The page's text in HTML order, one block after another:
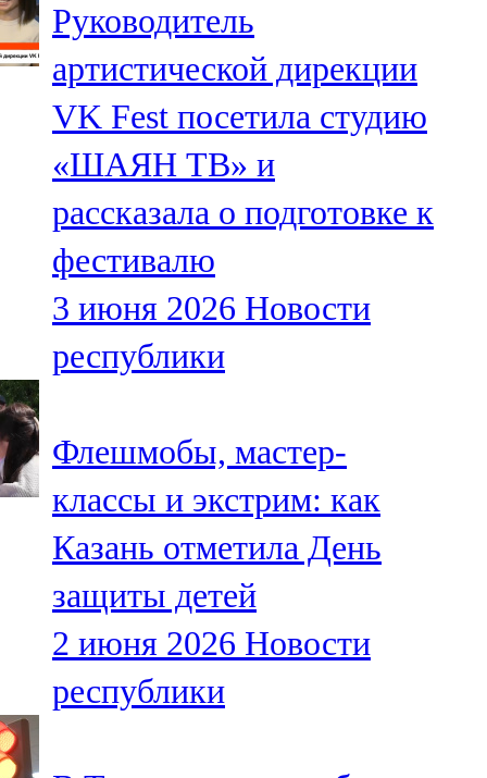
102,6 FM
Чирмешән
107,7 FM
Чистай
103,0 FM
Чүпрәле
91,0 FM
Шәмәрдән
Яңа чишмә
107,0 FM
Яр Чаллы
105,5 FM
Руководитель
артистической дирекции
VK Fest посетила студию
«ШАЯН ТВ» и
рассказала о подготовке к
фестивалю
3 июня 2026 Новости
республики
Флешмобы, мастер-
классы и экстрим: как
Казань отметила День
защиты детей
2 июня 2026 Новости
республики